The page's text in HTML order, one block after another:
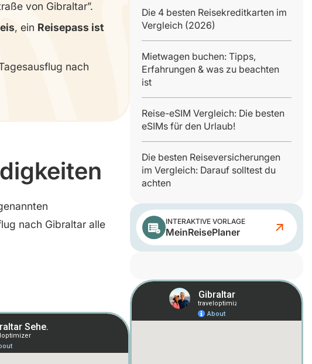
von Gibraltar”.
, ein Reisepass ist
nach
nach Gibraltar alle
Die 4 besten Reisekreditkarten im
Vergleich (2026)
Mietwagen buchen: Tipps,
Erfahrungen & was zu beachten
ist
Reise-eSIM Vergleich: Die besten
eSIMs für den Urlaub!
Die besten Reiseversicherungen
im Vergleich: Darauf solltest du
achten
INTERAKTIVE VORLAGE
MeinReisePlaner